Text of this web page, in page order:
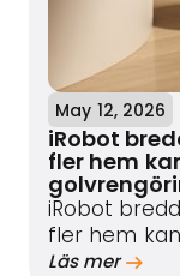
May 12, 2026
iRobot
fler hem
iRobot
fler hem
Läs mer